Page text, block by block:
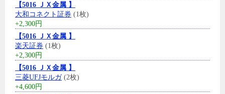
【5016 ＪＸ金属 】
大和コネクト証券 (1枚)
+2,300円
【5016 ＪＸ金属 】
楽天証券 (1枚)
+2,300円
【5016 ＪＸ金属 】
三菱UFJモルガ(2枚)
+4,600円